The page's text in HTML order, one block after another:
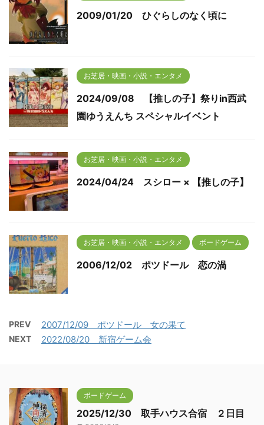
2009/01/20 ひぐらしのなく頃に
お芝居・映画・小説・エンタメ
2024/09/08 【推しの子】祭りin西武
園ゆうえんち スペシャルイベント
お芝居・映画・小説・エンタメ
2024/04/24 スシロー × 【推しの子】
お芝居・映画・小説・エンタメ ボードゲーム
2006/12/02 ポツドール 恋の渦
PREV 2007/12/09 ポツドール 女の果て
NEXT 2022/08/20 新宿ゲーム会
ボードゲーム
2025/12/30 取手ハウス合宿 ２日目